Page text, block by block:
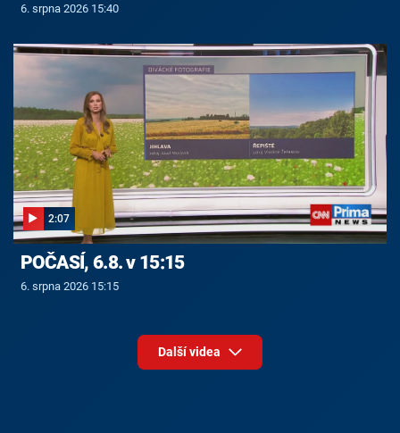
6. srpna 2026 15:40
2:07
POČASÍ, 6.8. v 15:15
6. srpna 2026 15:15
Další videa